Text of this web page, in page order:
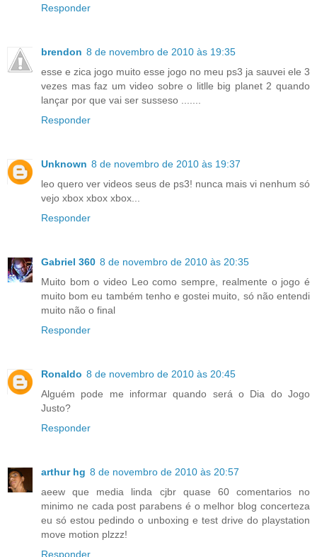
Responder
brendon 8 de novembro de 2010 às 19:35
esse e zica jogo muito esse jogo no meu ps3 ja sauvei ele 3
vezes mas faz um video sobre o litlle big planet 2 quando
lançar por que vai ser susseso .......
Responder
Unknown 8 de novembro de 2010 às 19:37
leo quero ver videos seus de ps3! nunca mais vi nenhum só
vejo xbox xbox xbox...
Responder
Gabriel 360 8 de novembro de 2010 às 20:35
Muito bom o video Leo como sempre, realmente o jogo é
muito bom eu também tenho e gostei muito, só não entendi
muito não o final
Responder
Ronaldo 8 de novembro de 2010 às 20:45
Alguém pode me informar quando será o Dia do Jogo
Justo?
Responder
arthur hg 8 de novembro de 2010 às 20:57
aeew que media linda cjbr quase 60 comentarios no
minimo ne cada post parabens é o melhor blog concerteza
eu só estou pedindo o unboxing e test drive do playstation
move motion plzzz!
Responder